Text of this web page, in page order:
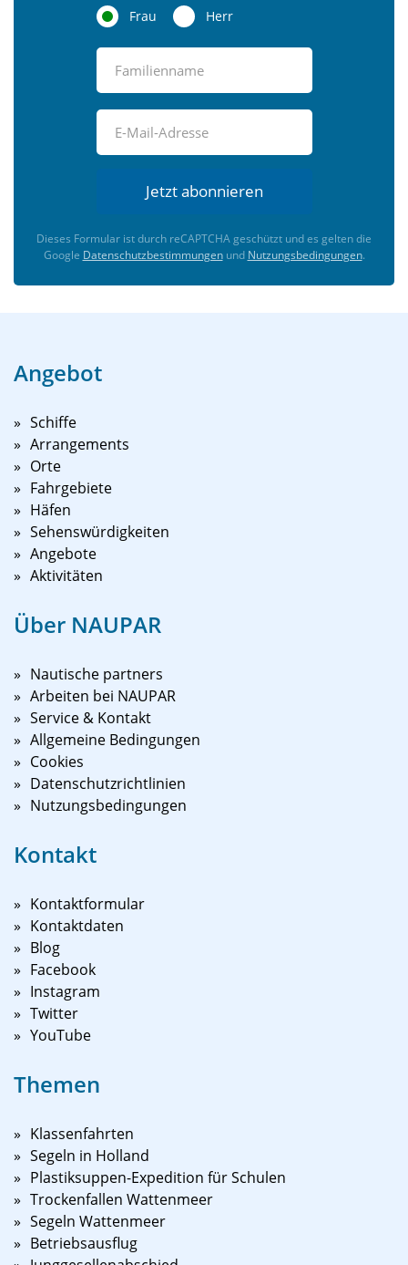
Frau Herr
Jetzt abonnieren
Dieses Formular ist durch reCAPTCHA geschützt und es gelten die
Google Datenschutzbestimmungenund Nutzungsbedingungen.
Angebot
Schiffe
Arrangements
Orte
Fahrgebiete
Häfen
Sehenswürdigkeiten
Angebote
Aktivitäten
Über NAUPAR
Nautische partners
Arbeiten bei NAUPAR
Service & Kontakt
Allgemeine Bedingungen
Cookies
Datenschutzrichtlinien
Nutzungsbedingungen
Kontakt
Kontaktformular
Kontaktdaten
Blog
Facebook
Instagram
Twitter
YouTube
Themen
Klassenfahrten
Segeln in Holland
Plastiksuppen-Expedition für Schulen
Trockenfallen Wattenmeer
Segeln Wattenmeer
Betriebsausflug